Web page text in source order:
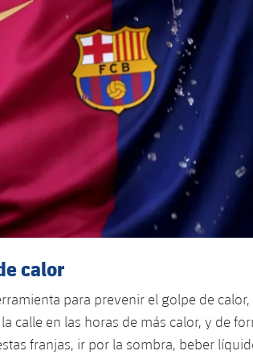
calor
para prevenir el golpe de
calle en las horas de más calor, y de
franjas, ir por la sombra, beber